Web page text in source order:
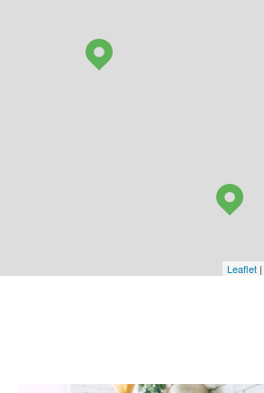
Leaflet |